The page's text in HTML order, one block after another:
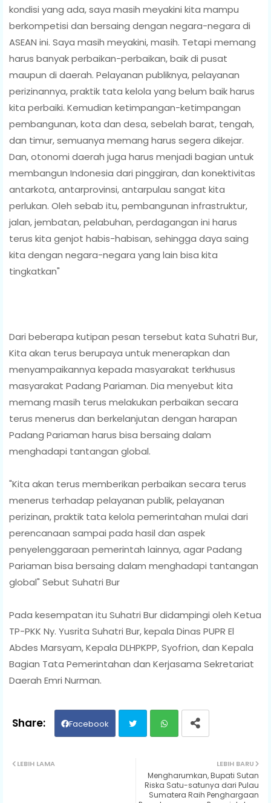
kondisi yang ada, saya masih meyakini kita mampu
berkompetisi dan bersaing dengan negara-negara di
ASEAN ini. Saya masih meyakini, masih. Tetapi memang
harus banyak perbaikan-perbaikan, baik di pusat
maupun di daerah. Pelayanan publiknya, pelayanan
perizinannya, praktik tata kelola yang belum baik harus
kita perbaiki. Kemudian ketimpangan-ketimpangan
pembangunan, kota dan desa, sebelah barat, tengah,
dan timur, semuanya memang harus segera dikejar.
Dan, otonomi daerah juga harus menjadi bagian untuk
membangun Indonesia dari pinggiran, dan konektivitas
antarkota, antarprovinsi, antarpulau sangat kita
perlukan. Oleh sebab itu, pembangunan infrastruktur,
jalan, jembatan, pelabuhan, perdagangan ini harus
terus kita genjot habis-habisan, sehingga daya saing
kita dengan negara-negara yang lain bisa kita
tingkatkan"
Dari beberapa kutipan pesan tersebut kata Suhatri Bur,
Kita akan terus berupaya untuk menerapkan dan
menyampaikannya kepada masyarakat terkhusus
masyarakat Padang Pariaman. Dia menyebut kita
memang masih terus melakukan perbaikan secara
terus menerus dan berkelanjutan dengan harapan
Padang Pariaman harus bisa bersaing dalam
menghadapi tantangan global.
"Kita akan terus memberikan perbaikan secara terus
menerus terhadap pelayanan publik, pelayanan
perizinan, praktik tata kelola pemerintahan mulai dari
perencanaan sampai pada hasil dan aspek
penyelenggaraan pemerintah lainnya, agar Padang
Pariaman bisa bersaing dalam menghadapi tantangan
global" Sebut Suhatri Bur
Pada kesempatan itu Suhatri Bur didampingi oleh Ketua
TP-PKK Ny. Yusrita Suhatri Bur, kepala Dinas PUPR El
Abdes Marsyam, Kepala DLHPKPP, Syofrion, dan Kepala
Bagian Tata Pemerintahan dan Kerjasama Sekretariat
Daerah Emri Nurman.
Facebook
ats
LEBIH BARU
Mengharumkan, Bupati Sutan
Riska Satu-satunya dari Pulau
Sumatera Raih Penghargaan
LEBIH LAMA